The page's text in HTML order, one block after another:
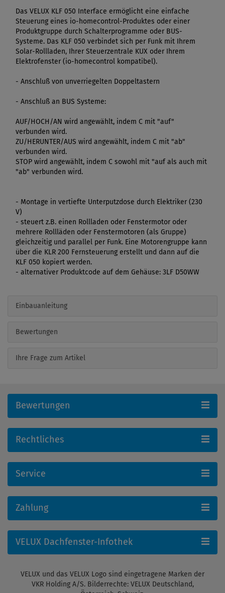
Das VELUX KLF 050 Interface ermöglicht eine einfache
Steuerung eines io-homecontrol-Produktes oder einer
Produktgruppe durch Schalterprogramme oder BUS-
Systeme. Das KLF 050 verbindet sich per Funk mit Ihrem
Solar-Rollladen, Ihrer Steuerzentrale KUX oder Ihrem
Elektrofenster (io-homecontrol kompatibel).
- Anschluß von unverriegelten Doppeltastern
- Anschluß an BUS Systeme:
AUF/HOCH/AN wird angewählt, indem C mit "auf"
verbunden wird.
ZU/HERUNTER/AUS wird angewählt, indem C mit "ab"
verbunden wird.
STOP wird angewählt, indem C sowohl mit "auf als auch mit
"ab" verbunden wird.
- Montage in vertiefte Unterputzdose durch Elektriker (230
V)
- steuert z.B. einen Rollladen oder Fenstermotor oder
mehrere Rollläden oder Fenstermotoren (als Gruppe)
gleichzeitig und parallel per Funk. Eine Motorengruppe kann
über die KLR 200 Fernsteuerung erstellt und dann auf die
KLF 050 kopiert werden.
- alternativer Produktcode auf dem Gehäuse: 3LF D50WW
Einbauanleitung
Bewertungen
Ihre Frage zum Artikel
Bewertungen
Rechtliches
Service
Zahlung
VELUX Dachfenster-Infothek
VELUX und das VELUX Logo sind eingetragene Marken der
VKR Holding A/S. Bilderrechte: VELUX Deutschland,